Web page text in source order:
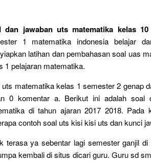
dan jawaban uts matematika kelas 10
1 matematika indonesia belajar
latihan dan pembahasan soal uas
1 pelajaran matematika.
uts matematika kelas 1 semester 2 genap
0 komentar a. Berikut ini adalah
di tahun ajaran 2017 2018.
contoh soal uts kisi kisi uts dan kunci
terasa ya sebentar lagi semester ganjil
kembali di situs dicari guru. Guru sd